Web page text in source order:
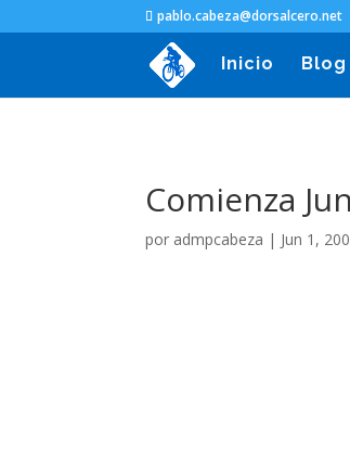
pablo.cabeza@dorsalcero.net
Inicio Blog
Comienza
por admpcabeza | Jun 1,